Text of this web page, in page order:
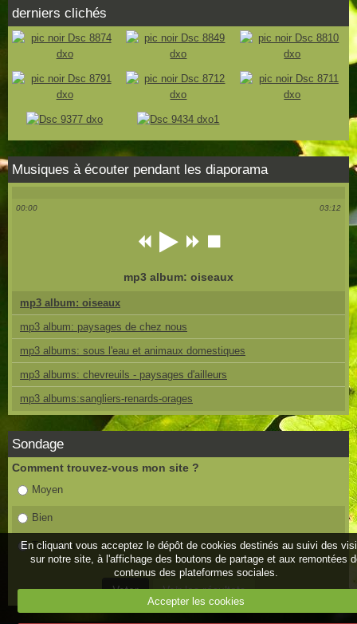
derniers clichés
Musiques à écouter pendant les diaporama
00:00 03:12
mp3 album: oiseaux
mp3 album: oiseaux
mp3 album: paysages de chez nous
mp3 albums: sous l'eau et animaux domestiques
mp3 albums: chevreuils - paysages d'ailleurs
mp3 albums:sangliers-renards-orages
Sondage
Comment trouvez-vous mon site ?
Moyen
Bien
Très bien
En cliquant vous acceptez le dépôt de cookies destinés au suivi des
sur notre site, à l'affichage des boutons de partage et aux remontées
contenus des plateformes sociales.
Accepter les cookies